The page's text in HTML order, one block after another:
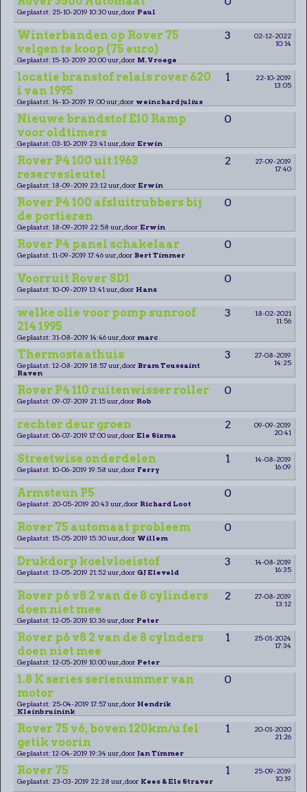
Geplaatst: 25-10-2019 10:30 uur, door Paul
Winterbanden op Rover 75
velgen te koop (75 euro)
3
02-12-2022
10:14
Geplaatst: 15-10-2019 20:00 uur, door M.Vroege
locatie branstof relais rover 620
i van 1995
1
22-10-2019
13:05
Geplaatst: 14-10-2019 19:00 uur, door weinchard julius
Nieuwe brandstof E10 Ramp
voor oldtimers
0
Geplaatst: 03-10-2019 23:41 uur, door Erwin
Rover P4 100 uit 1963
reservesleutel
2
27-09-2019
17:40
Geplaatst: 18-09-2019 23:12 uur, door Erwin
Rover P4 100 afsluitrubbers bij
de portieren
0
Geplaatst: 18-09-2019 22:58 uur, door Erwin
Rover P4 panel schakelaar 0
Geplaatst: 11-09-2019 17:46 uur, door Bert Timmer
Voorruit Rover SD1 0
Geplaatst: 10-09-2019 13:41 uur, door Hans
welke olie voor pomp sunroof
214 1995
3
18-02-2021
11:56
Geplaatst: 31-08-2019 14:46 uur, door marc
Thermostaathuis 3
27-08-2019
14:25
Geplaatst: 12-08-2019 18:57 uur, door Bram Toussaint
Raven
Rover P4 110 ruitenwisser roller 0
Geplaatst: 09-07-2019 21:15 uur, door Rob
rechter deur groen 2
09-09-2019
20:41
Geplaatst: 06-07-2019 17:00 uur, door Ele Sixma
Streetwise onderdelen 1
14-08-2019
16:09
Geplaatst: 10-06-2019 19:58 uur, door Ferry
Armsteun P5 0
Geplaatst: 20-05-2019 20:43 uur, door Richard Loot
Rover 75 automaat probleem 0
Geplaatst: 15-05-2019 15:30 uur, door Willem
Drukdorp koelvloeistof 3
14-08-2019
16:35
Geplaatst: 13-05-2019 21:52 uur, door GJ Eleveld
Rover p6 v8 2 van de 8 cylinders
doen niet mee
2
27-08-2019
13:12
Geplaatst: 12-05-2019 10:36 uur, door Peter
Rover p6 v8 2 van de 8 cylnders
doen niet mee
1
25-01-2024
17:34
Geplaatst: 12-05-2019 10:00 uur, door Peter
1.8 K series serienummer van
motor
0
Geplaatst: 25-04-2019 17:57 uur, door Hendrik
Kleinbruinink
Rover 75 v6, boven 120km/u fel
getik voorin
1
20-01-2020
21:26
Geplaatst: 12-04-2019 19:34 uur, door Jan Timmer
Rover 75 1
25-09-2019
10:19
Geplaatst: 23-03-2019 22:28 uur, door Kees & Els Straver